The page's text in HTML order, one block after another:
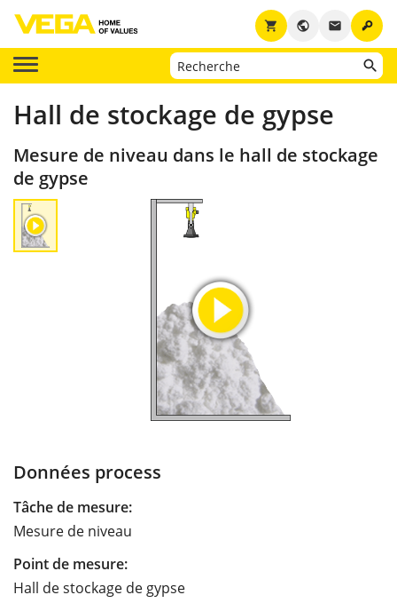
key
email
public
shopping_cart
Hall de stockage de gypse
Mesure de niveau dans le hall de stockage
de gypse
Données process
Tâche de mesure:
Mesure de niveau
Point de mesure:
Hall de stockage de gypse